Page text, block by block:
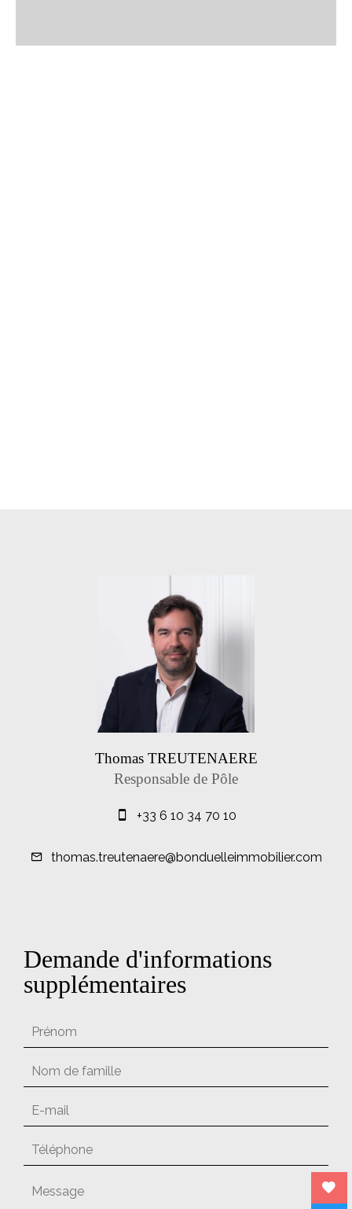
Thomas TREUTENAERE
Responsable de Pôle
+33 6 10 34 70 10
thomas.treutenaere@bonduelleimmobilier.com
Demande d'informations
supplémentaires